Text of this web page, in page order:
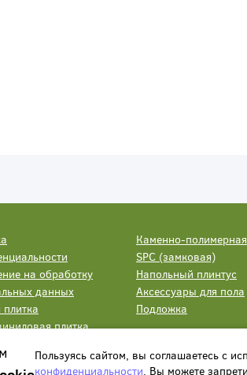
на обработку
данных
плитка
плитка
Каменно-
SPC (замковая)
Напольный плинтус
Аксессуары для пола
Подложка
Пользуясь сайтом, вы соглашаетесь с
конфиденциальности. Вы можете